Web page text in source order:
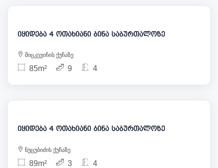
196 000
იყიდება 4 ოთახიანი ბინა საბურთალოზე
მიცკევიჩის ქუჩაზე
85m² 9 4
190 000
იყიდება 4 ოთახიანი ბინა საბურთალოზე
ნუცუბიძის ქუჩაზე
89m² 3 4